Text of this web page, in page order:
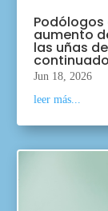
aumento
las uñas
Jun 18, 2026
leer más...